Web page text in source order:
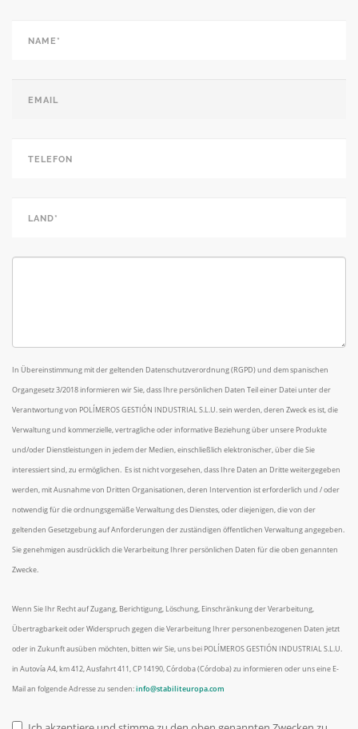
In Übereinstimmung mit der geltenden Datenschutzverordnung (RGPD) und dem spanischen
Organgesetz 3/2018 informieren wir Sie, dass Ihre persönlichen Daten Teil einer Datei unter der
Verantwortung von POLÍMEROS GESTIÓN INDUSTRIAL S.L.U. sein werden, deren Zweck es ist, die
Verwaltung und kommerzielle, vertragliche oder informative Beziehung über unsere Produkte
und/oder Dienstleistungen in jedem der Medien, einschließlich elektronischer, über die Sie
interessiert sind, zu ermöglichen. Es ist nicht vorgesehen, dass Ihre Daten an Dritte weitergegeben
werden, mit Ausnahme von Dritten Organisationen, deren Intervention ist erforderlich und / oder
notwendig für die ordnungsgemäße Verwaltung des Dienstes, oder diejenigen, die von der
geltenden Gesetzgebung auf Anforderungen der zuständigen öffentlichen Verwaltung angegeben.
Sie genehmigen ausdrücklich die Verarbeitung Ihrer persönlichen Daten für die oben genannten
Zwecke.
Wenn Sie Ihr Recht auf Zugang, Berichtigung, Löschung, Einschränkung der Verarbeitung,
Übertragbarkeit oder Widerspruch gegen die Verarbeitung Ihrer personenbezogenen Daten jetzt
oder in Zukunft ausüben möchten, bitten wir Sie, uns bei POLÍMEROS GESTIÓN INDUSTRIAL S.L.U.
in Autovía A4, km 412, Ausfahrt 411, CP 14190, Córdoba (Córdoba) zu informieren oder uns eine E-
Mail an folgende Adresse zu senden:info@stabiliteuropa.com